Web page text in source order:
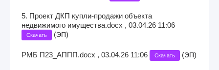
5. Проект ДКП купли-продажи объекта
недвижимого имущества.docx , 03.04.26 11:06
Скачать (ЭП)
РМБ П23_АППП.docx , 03.04.26 11:06 Скачать (ЭП)